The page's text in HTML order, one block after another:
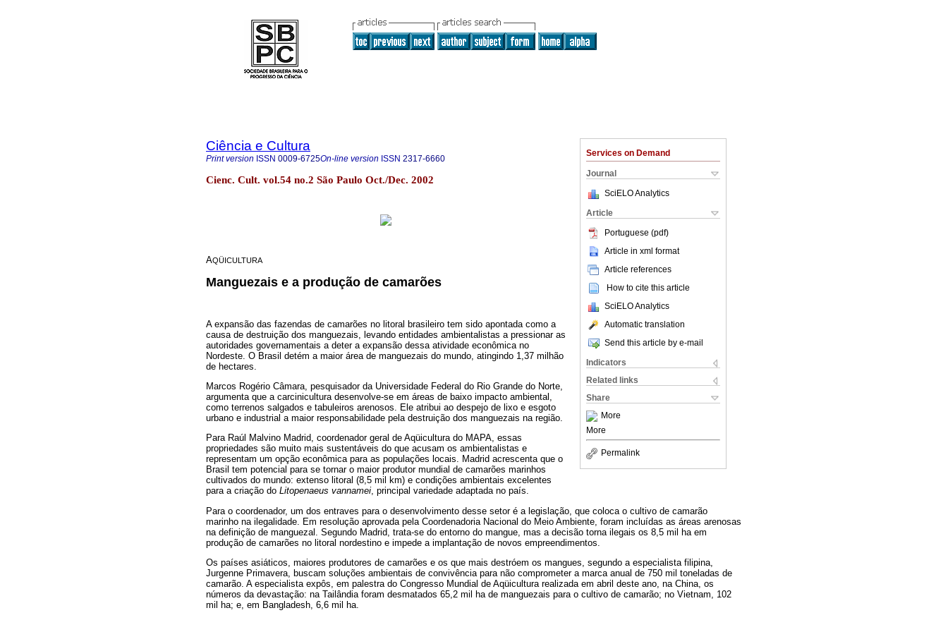
Services on Demand
Journal
SciELO Analytics
Article
Portuguese (pdf)
Article in xml format
Article references
How to cite this article
SciELO Analytics
Automatic translation
Send this article by e-mail
Indicators
Related links
Share
More
More
Permalink
Ciência e Cultura
Print version ISSN 0009-6725On-line version ISSN 2317-6660
Cienc. Cult. vol.54 no.2 São Paulo Oct./Dec. 2002
AQÜICULTURA
Manguezais e a produção de camarões
A expansão das fazendas de camarões no litoral brasileiro tem sido apontada como a
causa de destruição dos manguezais, levando entidades ambientalistas a pressionar as
autoridades governamentais a deter a expansão dessa atividade econômica no
Nordeste. O Brasil detém a maior área de manguezais do mundo, atingindo 1,37 milhão
de hectares.
Marcos Rogério Câmara, pesquisador da Universidade Federal do Rio Grande do Norte,
argumenta que a carcinicultura desenvolve-se em áreas de baixo impacto ambiental,
como terrenos salgados e tabuleiros arenosos. Ele atribui ao despejo de lixo e esgoto
urbano e industrial a maior responsabilidade pela destruição dos manguezais na região.
Para Raúl Malvino Madrid, coordenador geral de Aqüicultura do MAPA, essas
propriedades são muito mais sustentáveis do que acusam os ambientalistas e
representam um opção econômica para as populações locais. Madrid acrescenta que o
Brasil tem potencial para se tornar o maior produtor mundial de camarões marinhos
cultivados do mundo: extenso litoral (8,5 mil km) e condições ambientais excelentes
para a criação do Litopenaeus vannamei, principal variedade adaptada no país.
Para o coordenador, um dos entraves para o desenvolvimento desse setor é a legislação, que coloca o cultivo de camarão
marinho na ilegalidade. Em resolução aprovada pela Coordenadoria Nacional do Meio Ambiente, foram incluídas as áreas arenosas
na definição de manguezal. Segundo Madrid, trata-se do entorno do mangue, mas a decisão torna ilegais os 8,5 mil ha em
produção de camarões no litoral nordestino e impede a implantação de novos empreendimentos.
Os países asiáticos, maiores produtores de camarões e os que mais destróem os mangues, segundo a especialista filipina,
Jurgenne Primavera, buscam soluções ambientais de convivência para não comprometer a marca anual de 750 mil toneladas de
camarão. A especialista expôs, em palestra do Congresso Mundial de Aqüicultura realizada em abril deste ano, na China, os
números da devastação: na Tailândia foram desmatados 65,2 mil ha de manguezais para o cultivo de camarão; no Vietnam, 102
mil ha; e, em Bangladesh, 6,6 mil ha.